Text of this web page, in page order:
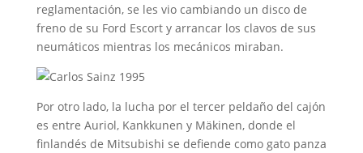
reglamentación, se les vio cambiando un disco de
freno de su Ford Escort y arrancar los clavos de sus
neumáticos mientras los mecánicos miraban.
Por otro lado, la lucha por el tercer peldaño del cajón
es entre Auriol, Kankkunen y Mäkinen, donde el
finlandés de Mitsubishi se defiende como gato panza